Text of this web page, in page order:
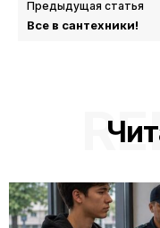
Предыдущая статья
Все в сантехники!